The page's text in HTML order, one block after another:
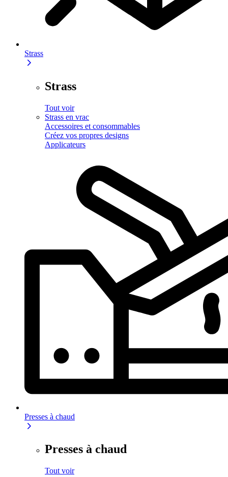
Strass
Strass
Tout voir
Strass en vrac
Accessoires et consommables
Créez vos propres designs
Applicateurs
Presses à chaud
Presses à chaud
Tout voir